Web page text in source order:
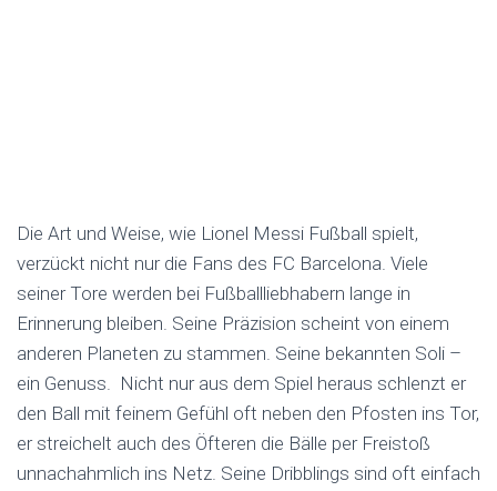
Die Art und Weise, wie Lionel Messi Fußball spielt,
verzückt nicht nur die Fans des FC Barcelona. Viele
seiner Tore werden bei Fußballliebhabern lange in
Erinnerung bleiben. Seine Präzision scheint von einem
anderen Planeten zu stammen. Seine bekannten Soli –
ein Genuss. Nicht nur aus dem Spiel heraus schlenzt er
den Ball mit feinem Gefühl oft neben den Pfosten ins Tor,
er streichelt auch des Öfteren die Bälle per Freistoß
unnachahmlich ins Netz. Seine Dribblings sind oft einfach